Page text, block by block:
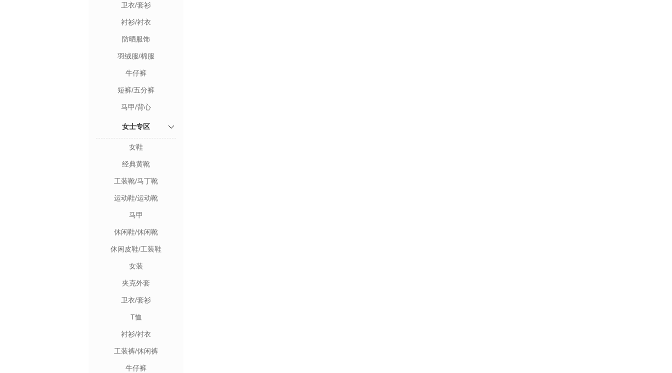
卫衣/套衫
衬衫/衬衣
防晒服饰
羽绒服/棉服
牛仔裤
短裤/五分裤
马甲/背心
女士专区
女鞋
经典黄靴
工装靴/马丁靴
运动鞋/运动靴
马甲
休闲鞋/休闲靴
休闲皮鞋/工装鞋
女装
夹克外套
卫衣/套衫
T恤
衬衫/衬衣
工装裤/休闲裤
牛仔裤